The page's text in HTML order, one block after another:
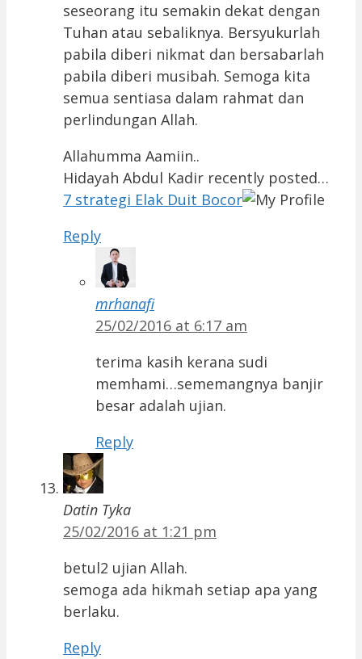
seseorang itu semakin dekat dengan
Tuhan atau sebaliknya. Bersyukurlah
pabila diberi nikmat dan bersabarlah
pabila diberi musibah. Semoga kita
semua sentiasa dalam rahmat dan
perlindungan Allah.
Allahumma Aamiin..
Hidayah Abdul Kadir recently posted…
7 strategi Elak Duit Bocor
Reply
mrhanafi
25/02/2016 at 6:17 am
terima kasih kerana sudi
memhami…sememangnya banjir
besar adalah ujian.
Reply
Datin Tyka
25/02/2016 at 1:21 pm
betul2 ujian Allah.
semoga ada hikmah setiap apa yang
berlaku.
Reply